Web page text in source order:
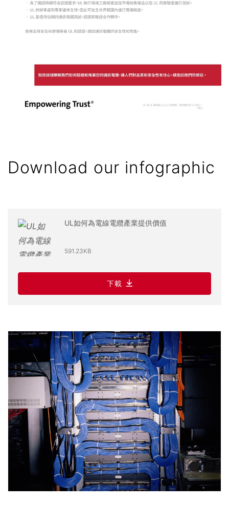
Download our infographic
UL如何為電線電纜產業提供價值
591.23KB
下載